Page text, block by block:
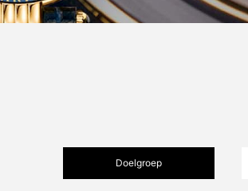
Doelgroep